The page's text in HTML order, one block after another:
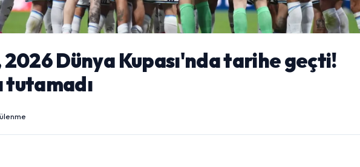
2026 Dünya Kupası'nda tarihe geçti!
tutamadı